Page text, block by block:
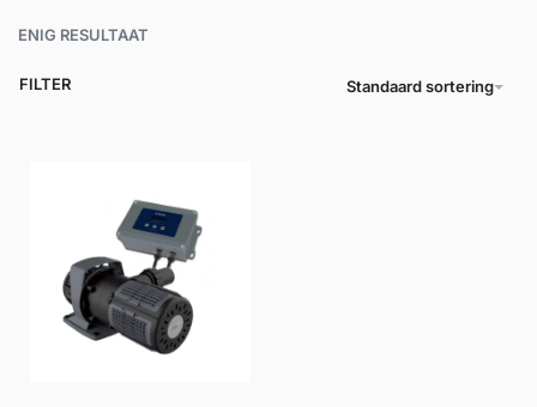
ENIG RESULTAAT
Standaard sortering
FILTER